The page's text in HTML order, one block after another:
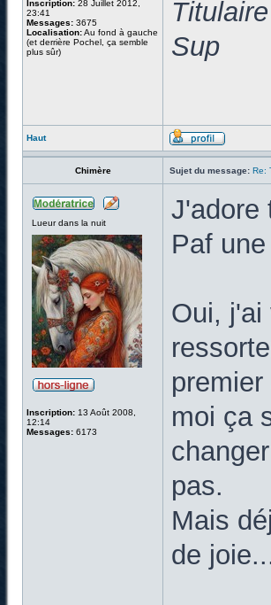
Inscription: 28 Juillet 2012,
23:41
Messages: 3675
Localisation:Au fond à gauche
(et derrière Pochel, ça semble
plus sûr)
Sup
Haut
Chimère Sujet du message: Re:
Lueur dans la nuit
Inscription: 13 Août 2008,
12:14
Messages: 6173
J'adore
Paf
Oui, j'ai
moi ça
pas.
Mais
de